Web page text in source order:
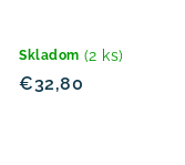
Skladom (2 ks)
€32,80